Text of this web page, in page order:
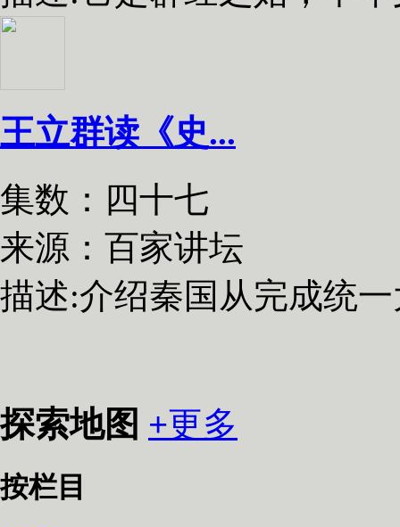
王立群读《史...
集数：四十七
来源：百家讲坛
描述:介绍秦国从完成统
探索地图 +更多
按栏目